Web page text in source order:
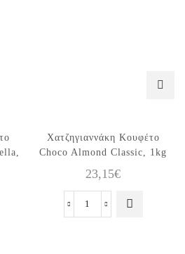
Χατζηγιαννάκη Κουφέτο
Choco Almond Classic, 1kg
23,15€
Χατζηγιαννάκη